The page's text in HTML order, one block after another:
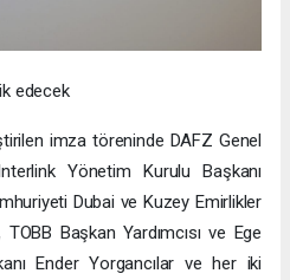
edecek
imza töreninde DAFZ Genel
Yönetim Kurulu Başkanı
Dubai ve Kuzey Emirlikler
Başkan Yardımcısı ve Ege
Ender Yorgancılar ve her iki